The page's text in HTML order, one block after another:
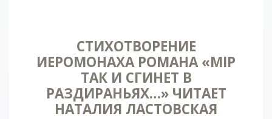
СТИХОТВОРЕНИЕ
ИЕРОМОНАХА РОМАНА «МIР
ТАК И СГИНЕТ В
РАЗДИРАНЬЯХ…» ЧИТАЕТ
НАТАЛИЯ ЛАСТОВСКАЯ